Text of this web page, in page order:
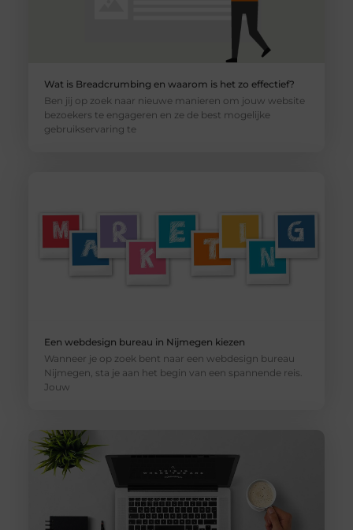
Wat is Breadcrumbing en waarom is het zo effectief?
Ben jij op zoek naar nieuwe manieren om jouw website
bezoekers te engageren en ze de best mogelijke
gebruikservaring te
Een webdesign bureau in Nijmegen kiezen
Wanneer je op zoek bent naar een webdesign bureau
Nijmegen, sta je aan het begin van een spannende reis.
Jouw